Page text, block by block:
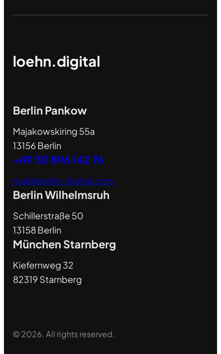
loehn.digital
Berlin Pankow
Majakowskiring 55a
13156 Berlin
+49 30 896 142 76
mail@loehn-digital.com
Berlin Wilhelmsruh
Schillerstraße 50
13158 Berlin
München Starnberg
Kiefernweg 32
82319 Starnberg
© 2026. All rights reserved.